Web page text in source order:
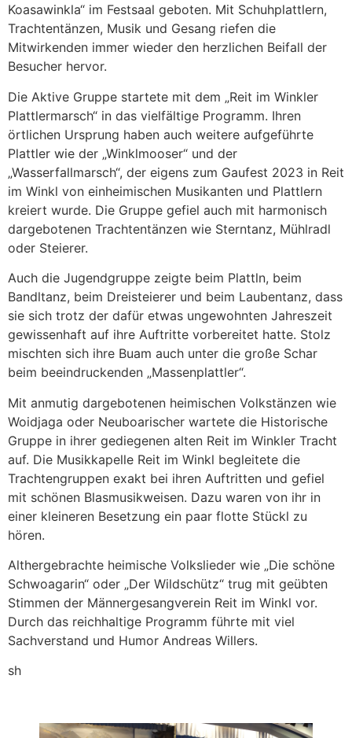
Koasawinkla“ im Festsaal geboten. Mit Schuhplattlern,
Trachtentänzen, Musik und Gesang riefen die
Mitwirkenden immer wieder den herzlichen Beifall der
Besucher hervor.
Die Aktive Gruppe startete mit dem „Reit im Winkler
Plattlermarsch“ in das vielfältige Programm. Ihren
örtlichen Ursprung haben auch weitere aufgeführte
Plattler wie der „Winklmooser“ und der
„Wasserfallmarsch“, der eigens zum Gaufest 2023 in Reit
im Winkl von einheimischen Musikanten und Plattlern
kreiert wurde. Die Gruppe gefiel auch mit harmonisch
dargebotenen Trachtentänzen wie Sterntanz, Mühlradl
oder Steierer.
Auch die Jugendgruppe zeigte beim Plattln, beim
Bandltanz, beim Dreisteierer und beim Laubentanz, dass
sie sich trotz der dafür etwas ungewohnten Jahreszeit
gewissenhaft auf ihre Auftritte vorbereitet hatte. Stolz
mischten sich ihre Buam auch unter die große Schar
beim beeindruckenden „Massenplattler“.
Mit anmutig dargebotenen heimischen Volkstänzen wie
Woidjaga oder Neuboarischer wartete die Historische
Gruppe in ihrer gediegenen alten Reit im Winkler Tracht
auf. Die Musikkapelle Reit im Winkl begleitete die
Trachtengruppen exakt bei ihren Auftritten und gefiel
mit schönen Blasmusikweisen. Dazu waren von ihr in
einer kleineren Besetzung ein paar flotte Stückl zu
hören.
Althergebrachte heimische Volkslieder wie „Die schöne
Schwoagarin“ oder „Der Wildschütz“ trug mit geübten
Stimmen der Männergesangverein Reit im Winkl vor.
Durch das reichhaltige Programm führte mit viel
Sachverstand und Humor Andreas Willers.
sh